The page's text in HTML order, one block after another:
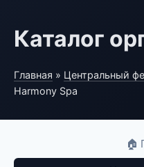
Каталог
Главная » Центральный
Harmony Spa
🏠